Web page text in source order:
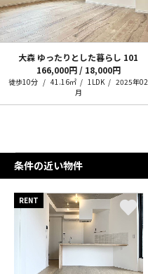
大森 ゆったりとした暮らし 101
166,000円 / 18,000円
徒歩10分 41.16㎡ 1LDK
2025年02
月
条件の近い物件
RENT